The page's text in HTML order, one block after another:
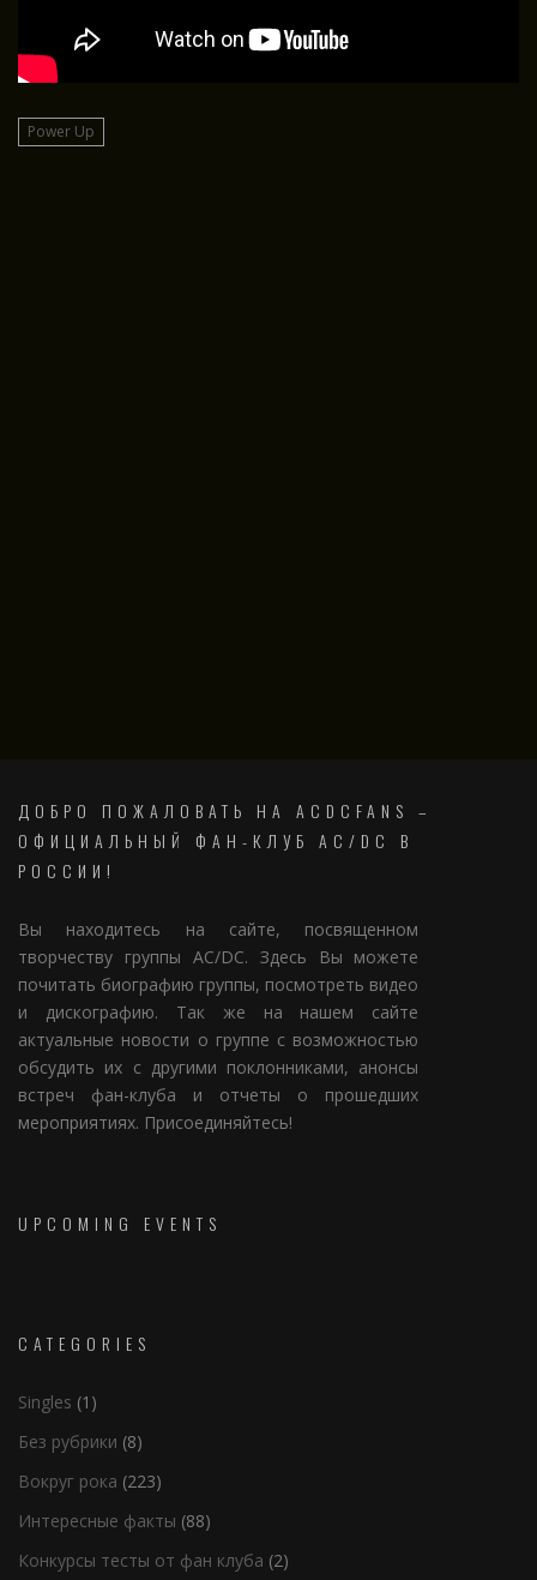
Power Up
ДОБРО ПОЖАЛОВАТЬ НА ACDCFANS –
ОФИЦИАЛЬНЫЙ ФАН-КЛУБ AC/DC В
РОССИИ!
Вы находитесь на сайте, посвященном
творчеству группы AC/DC. Здесь Вы можете
почитать биографию группы, посмотреть видео
и дискографию. Так же на нашем сайте
актуальные новости о группе с возможностью
обсудить их с другими поклонниками, анонсы
встреч фан-клуба и отчеты о прошедших
мероприятиях. Присоединяйтесь!
UPCOMING EVENTS
CATEGORIES
Singles (1)
Без рубрики (8)
Вокруг рока (223)
Интересные факты (88)
Конкурсы тесты от фан клуба (2)